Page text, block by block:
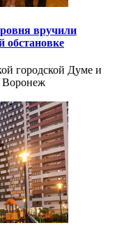
вручили
обстановке
городской Думе и
Воронеж